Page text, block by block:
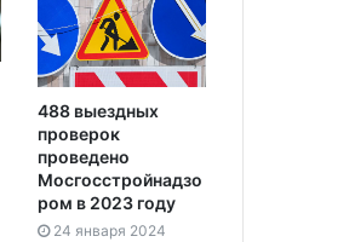
488 выездных
проверок
проведено
Мосгосстройнадзо
ром в 2023 году
24 января 2024